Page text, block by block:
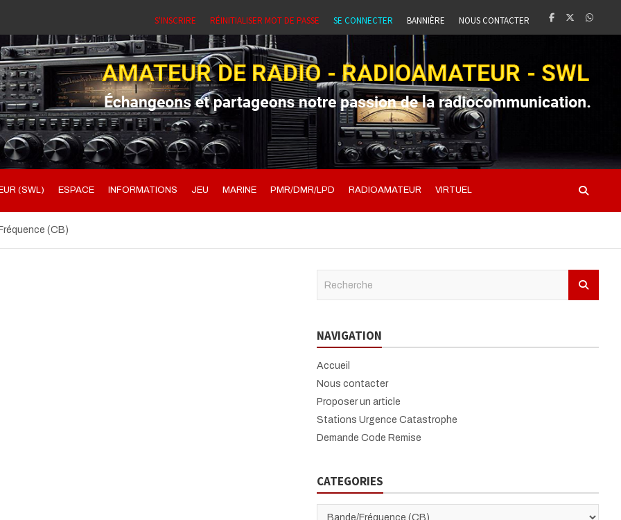
S'INSCRIRE RÉINITIALISER MOT DE PASSE SE CONNECTER BANNIÈRE NOUS CONTACTER
(SWL) ESPACE INFORMATIONS JEU MARINE PMR/DMR/LPD RADIOAMATEUR VIRTUEL
(CB)
c
NAVIGATION
Accueil
Nous contacter
Proposer un article
Stations Urgence Catastrophe
Demande Code Remise
CATEGORIES
CATEGORIES